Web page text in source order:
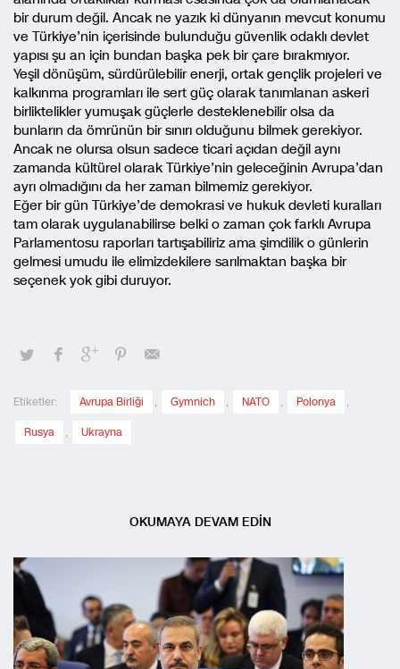
bir durum değil. Ancak ne yazık ki dünyanın mevcut konumu
ve Türkiye’nin içerisinde bulunduğu güvenlik odaklı devlet
yapısı şu an için bundan başka pek bir çare bırakmıyor.
Yeşil dönüşüm, sürdürülebilir enerji, ortak gençlik projeleri ve
kalkınma programları ile sert güç olarak tanımlanan askeri
birliktelikler yumuşak güçlerle desteklenebilir olsa da
bunların da ömrünün bir sınırı olduğunu bilmek gerekiyor.
Ancak ne olursa olsun sadece ticari açıdan değil aynı
zamanda kültürel olarak Türkiye’nin geleceğinin Avrupa’dan
ayrı olmadığını da her zaman bilmemiz gerekiyor.
Eğer bir gün Türkiye’de demokrasi ve hukuk devleti kuralları
tam olarak uygulanabilirse belki o zaman çok farklı Avrupa
Parlamentosu raporları tartışabiliriz ama şimdilik o günlerin
gelmesi umudu ile elimizdekilere sarılmaktan başka bir
seçenek yok gibi duruyor.
Etiketler: Avrupa Birliği , Gymnich , NATO , Polonya ,
Rusya , Ukrayna
OKUMAYA DEVAM EDİN